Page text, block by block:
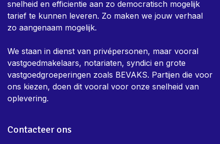
snelheid en efficientie aan zo democratisch mogelijk
tarief te kunnen leveren. Zo maken we jouw verhaal
zo aangenaam mogelijk.
We staan in dienst van privépersonen, maar vooral
vastgoedmakelaars, notariaten, syndici en grote
vastgoedgroeperingen zoals BEVAKS. Partijen die voor
ons kiezen, doen dit vooral voor onze snelheid van
oplevering.
Contacteer ons